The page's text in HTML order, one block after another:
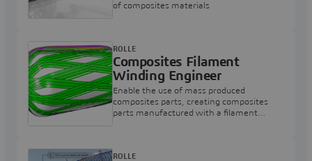
of composites materials
Composites Filament
Winding Engineer
Enable the use of mass produced
composites parts, creating composites
parts manufactured with a filament
ROLLE
ROLLE